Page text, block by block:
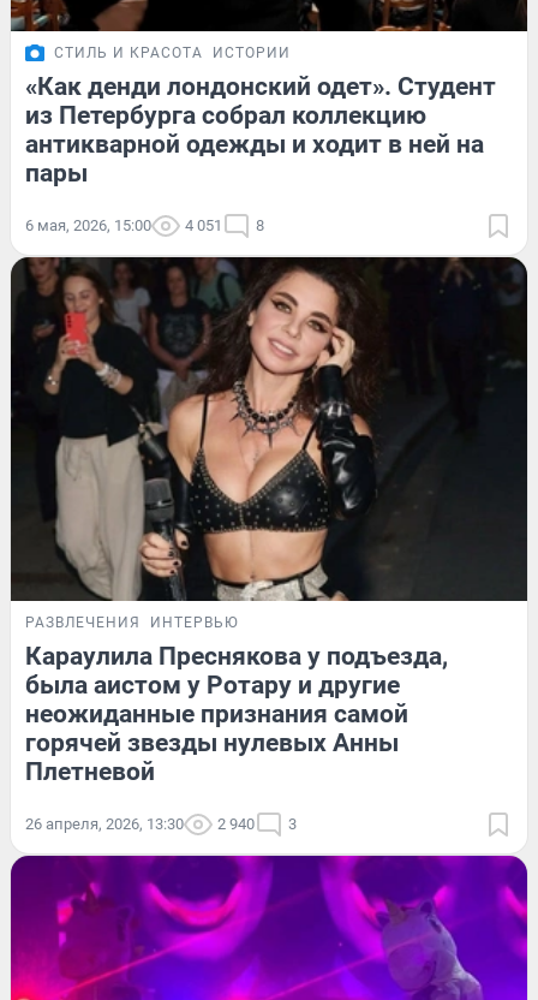
СТИЛЬ И КРАСОТА ИСТОРИИ
«Как денди лондонский одет». Студент
из Петербурга собрал коллекцию
антикварной одежды и ходит в ней на
пары
6 мая, 2026, 15:00 4 051 8
РАЗВЛЕЧЕНИЯ ИНТЕРВЬЮ
Караулила Преснякова у подъезда,
была аистом у Ротару и другие
неожиданные признания самой
горячей звезды нулевых Анны
Плетневой
26 апреля, 2026, 13:30 2 940 3